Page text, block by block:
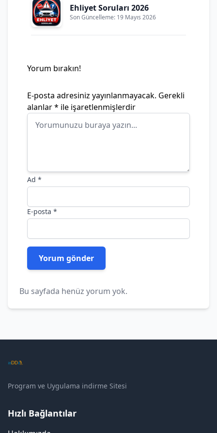
Ehliyet Soruları 2026
Son Güncelleme: 19 Mayıs 2026
Yorum bırakın!
E-posta adresiniz yayınlanmayacak. Gerekli
alanlar* ile işaretlenmişlerdir
Ad *
E-posta *
Bu sayfada henüz yorum yok.
Program ve Uygulama indirme Sitesi
Hızlı Bağlantılar